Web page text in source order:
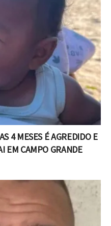
4 MESES É AGREDIDO E
EM CAMPO GRANDE